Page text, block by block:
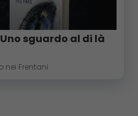
sguardo al di là
nei Frentani